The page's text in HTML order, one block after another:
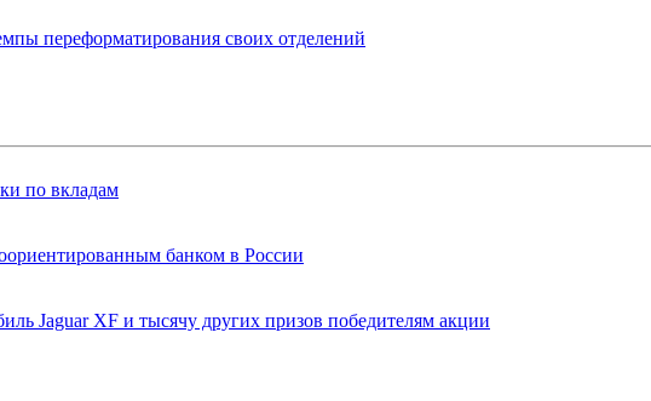
переформатирования своих отделений
по вкладам
банком в России
Jaguar XF и тысячу других призов победителям акции